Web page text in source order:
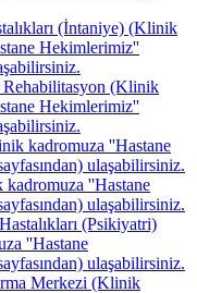
(İntaniye) (Klinik
Hekimlerimiz''
(Klinik
Hekimlerimiz''
kadromuza ''Hastane
ulaşabilirsiniz.
''Hastane
ulaşabilirsiniz.
(Psikiyatri)
''Hastane
ulaşabilirsiniz.
Merkezi (Klinik